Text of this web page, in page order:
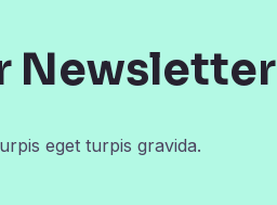
Newsletter
eget turpis gravida.